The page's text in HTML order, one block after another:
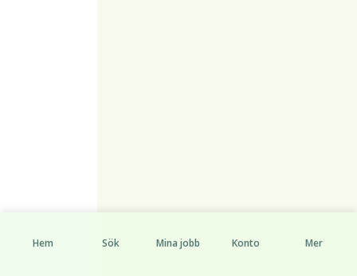
Hem Sök Mina jobb Konto Mer